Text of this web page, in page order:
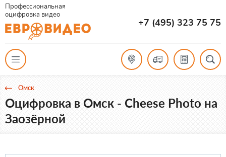
Профессиональная
оцифровка видео
+7 (495) 323 75 75
Омск
Оцифровка в Омск - Cheese Photo на
Заозёрной